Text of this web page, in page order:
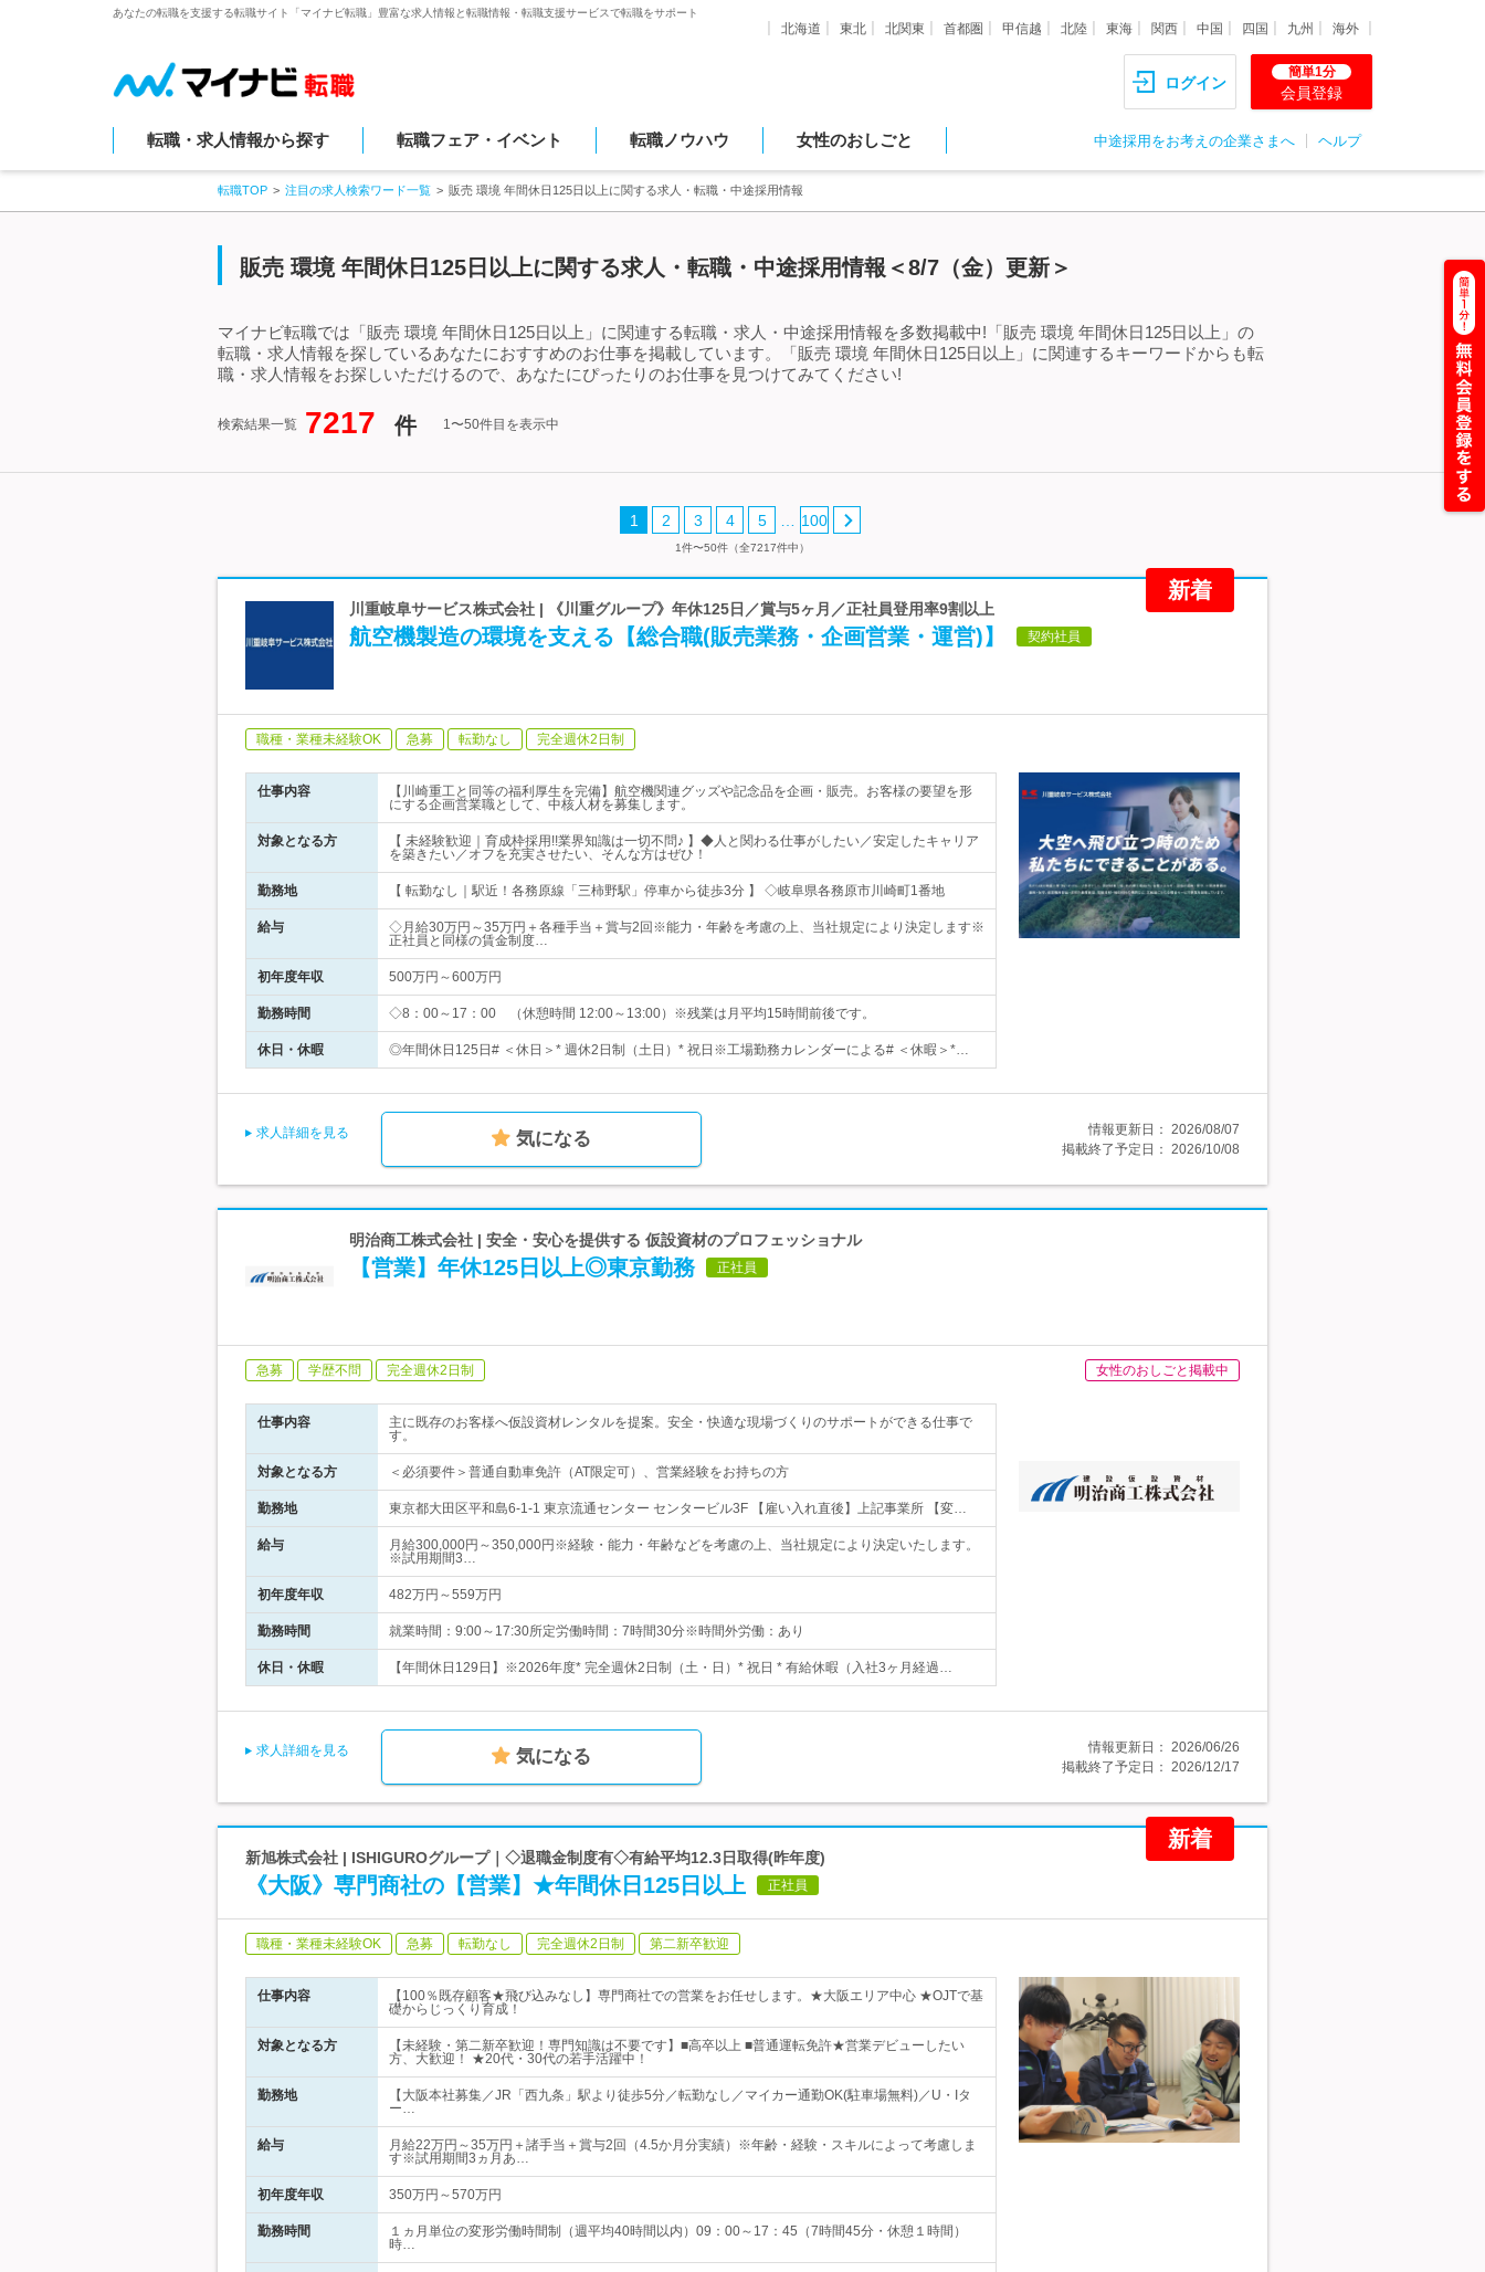
あなたの転職を支援する転職サイト「マイナビ転職」豊富な求人情報と転職情報・転職支援サービスで転職をサポート
北海道 東北 北関東 首都圏 甲信越 北陸 東海 関西 中国 四国 九州 海外
ログイン
簡単1分
会員登録
転職・求人情報から探す 転職フェア・イベント 転職ノウハウ 女性のおしごと 中途採用をお考えの企業さまへ ヘルプ
転職TOP 注目の求人検索ワード一覧 販売 環境 年間休日125日以上に関する求人・転職・中途採用情報
販売 環境 年間休日125日以上に関する求人・転職・中途採用情報＜8/7（金）更新＞
マイナビ転職では「販売 環境 年間休日125日以上」に関連する転職・求人・中途採用情報を多数掲載中!「販売 環境 年間休日125日以上」の
転職・求人情報を探しているあなたにおすすめのお仕事を掲載しています。「販売 環境 年間休日125日以上」に関連するキーワードからも転
職・求人情報をお探しいただけるので、あなたにぴったりのお仕事を見つけてみてください!
検索結果一覧 7217 件 1〜50件目を表示中
1 2 3 4 5 100
1件〜50件（全7217件中）
新着
川重岐阜サービス株式会社 | 《川重グループ》年休125日／賞与5ヶ月／正社員登用率9割以上
航空機製造の環境を支える【総合職(販売業務・企画営業・運営)】 契約社員
職種・業種未経験OK 急募 転勤なし 完全週休2日制
仕事内容
【川崎重工と同等の福利厚生を完備】航空機関連グッズや記念品を企画・販売。お客様の要望を形
にする企画営業職として、中核人材を募集します。
対象となる方
【 未経験歓迎｜育成枠採用!!業界知識は一切不問♪ 】◆人と関わる仕事がしたい／安定したキャリア
を築きたい／オフを充実させたい、そんな方はぜひ！
勤務地 【 転勤なし｜駅近！各務原線「三柿野駅」停車から徒歩3分 】 ◇岐阜県各務原市川崎町1番地
給与
◇月給30万円～35万円＋各種手当＋賞与2回※能力・年齢を考慮の上、当社規定により決定します※
正社員と同様の賃金制度…
初年度年収 500万円～600万円
勤務時間 ◇8：00～17：00 （休憩時間 12:00～13:00）※残業は月平均15時間前後です。
休日・休暇 ◎年間休日125日# ＜休日＞* 週休2日制（土日）* 祝日※工場勤務カレンダーによる# ＜休暇＞*…
求人詳細を見る 気になる 情報更新日： 2026/08/07
掲載終了予定日： 2026/10/08
明治商工株式会社 | 安全・安心を提供する 仮設資材のプロフェッショナル
【営業】年休125日以上◎東京勤務 正社員
急募 学歴不問 完全週休2日制 女性のおしごと掲載中
仕事内容
主に既存のお客様へ仮設資材レンタルを提案。安全・快適な現場づくりのサポートができる仕事で
す。
対象となる方 ＜必須要件＞普通自動車免許（AT限定可）、営業経験をお持ちの方
勤務地 東京都大田区平和島6-1-1 東京流通センター センタービル3F 【雇い入れ直後】上記事業所 【変…
給与
月給300,000円～350,000円※経験・能力・年齢などを考慮の上、当社規定により決定いたします。
※試用期間3…
初年度年収 482万円～559万円
勤務時間 就業時間：9:00～17:30所定労働時間：7時間30分※時間外労働：あり
休日・休暇 【年間休日129日】※2026年度* 完全週休2日制（土・日）* 祝日 * 有給休暇（入社3ヶ月経過…
求人詳細を見る 気になる 情報更新日： 2026/06/26
掲載終了予定日： 2026/12/17
新着
新旭株式会社 | ISHIGUROグループ｜◇退職金制度有◇有給平均12.3日取得(昨年度)
《大阪》専門商社の【営業】★年間休日125日以上 正社員
職種・業種未経験OK 急募 転勤なし 完全週休2日制 第二新卒歓迎
仕事内容
【100％既存顧客★飛び込みなし】専門商社での営業をお任せします。★大阪エリア中心 ★OJTで基
礎からじっくり育成！
対象となる方
【未経験・第二新卒歓迎！専門知識は不要です】■高卒以上 ■普通運転免許★営業デビューしたい
方、大歓迎！ ★20代・30代の若手活躍中！
勤務地
【大阪本社募集／JR「西九条」駅より徒歩5分／転勤なし／マイカー通勤OK(駐車場無料)／U・Iタ
ー…
給与
月給22万円～35万円＋諸手当＋賞与2回（4.5か月分実績）※年齢・経験・スキルによって考慮しま
す※試用期間3ヵ月あ…
初年度年収 350万円～570万円
勤務時間
１ヵ月単位の変形労働時間制（週平均40時間以内）09：00～17：45（7時間45分・休憩１時間）
時…